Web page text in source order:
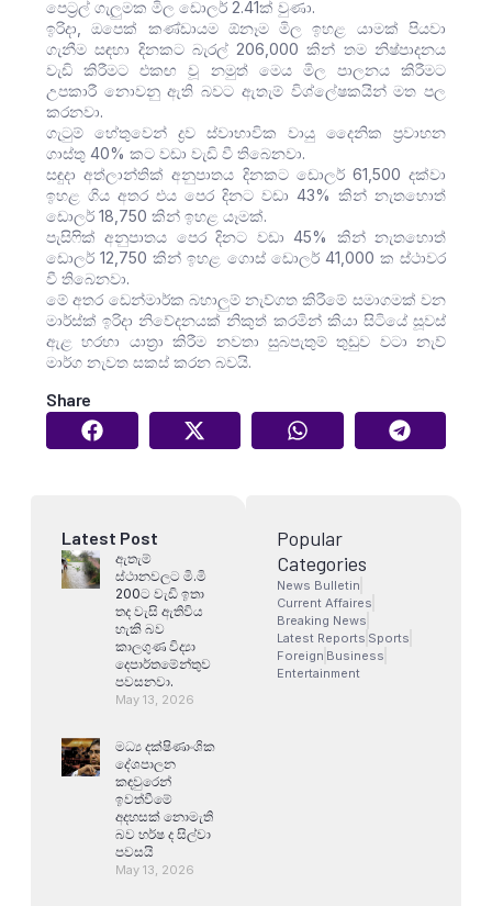
පෙට්‍රල් ගැලුමක මිල ඩොලර් 2.41ක් වුණා.
ඉරිදා, ඔපෙක් කණ්ඩායම ඕනෑම මිල ඉහළ යාමක් පියවා
ගැනීම සඳහා දිනකට බැරල් 206,000 කින් තම නිෂ්පාදනය
වැඩි කිරීමට එකඟ වූ නමුත් මෙය මිල පාලනය කිරීමට
උපකාරී නොවනු ඇති බවට ඇතැම් විශ්ලේෂකයින් මත පල
කරනවා.
ගැටුම් හේතුවෙන් ද්‍රව ස්වාභාවික වායු දෛනික ප්‍රවාහන
ගාස්තු 40% කට වඩා වැඩි වී තිබෙනවා.
සඳුදා අත්ලාන්තික් අනුපාතය දිනකට ඩොලර් 61,500 දක්වා
ඉහළ ගිය අතර එය පෙර දිනට වඩා 43% කින් නැතහොත්
ඩොලර් 18,750 කින් ඉහළ යෑමක්.
පැසිෆික් අනුපාතය පෙර දිනට වඩා 45% කින් නැතහොත්
ඩොලර් 12,750 කින් ඉහළ ගොස් ඩොලර් 41,000 ක ස්ථාවර
වී තිබෙනවා.
මේ අතර ඩෙන්මාර්ක බහාලුම් නැව්ගත කිරීමේ සමාගමක් වන
මාර්ස්ක් ඉරිදා නිවේදනයක් නිකුත් කරමින් කියා සිටියේ සූවස්
ඇළ හරහා යාත්‍රා කිරීම නවතා සුබපැතුම් තුඩුව වටා නැව්
මාර්ග නැවත සකස් කරන බවයි.
Share
Latest Post
ඇතැම්
ස්ථානවලට මි.මි
200ට වැඩි ඉතා
තද වැසි ඇතිවිය
හැකි බව
කාලගුණ විද්‍යා
දෙපාර්තමේන්තුව
පවසනවා.
May 13, 2026
මධ්‍ය දක්ෂිණාංශික
දේශපාලන
කඳවුරෙන්
ඉවත්වීමේ
අදහසක් නොමැති
බව හර්ෂ ද සිල්වා
පවසයි
May 13, 2026
Popular
Categories
News Bulletin
Current Affaires
Breaking News
Latest Reports Sports
Foreign Business
Entertainment